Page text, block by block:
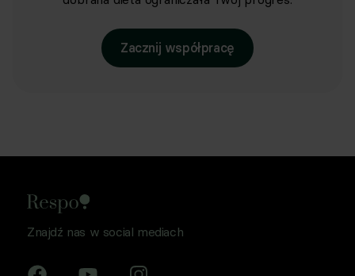
Zacznij współpracę
Znajdź nas w social mediach